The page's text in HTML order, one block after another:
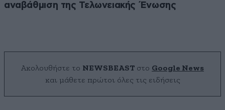
αναβάθμιση της Τελωνειακής Ένωσης
Ακολουθήστε το NEWSBEAST στο Google News
και μάθετε πρώτοι όλες τις ειδήσεις